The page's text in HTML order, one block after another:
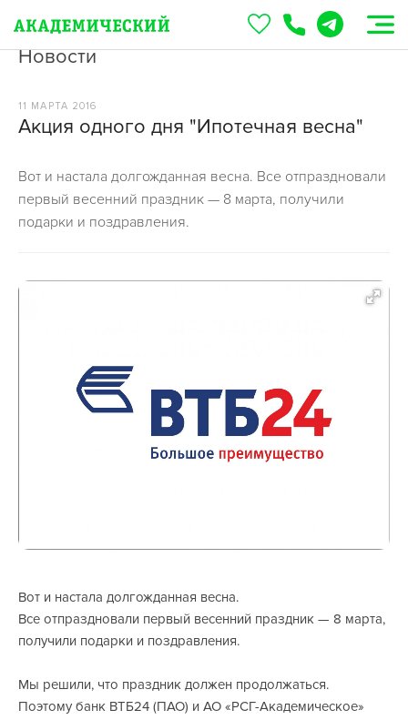
Новости
11 МАРТА 2016
Акция одного дня "Ипотечная весна"
Вот и настала долгожданная весна. Все отпраздновали
первый весенний праздник — 8 марта, получили
подарки и поздравления.
Вот и настала долгожданная весна.
Все отпраздновали первый весенний праздник — 8 марта,
получили подарки и поздравления.
Мы решили, что праздник должен продолжаться.
Поэтому банк ВТБ24 (ПАО) и АО «РСГ-Академическое»